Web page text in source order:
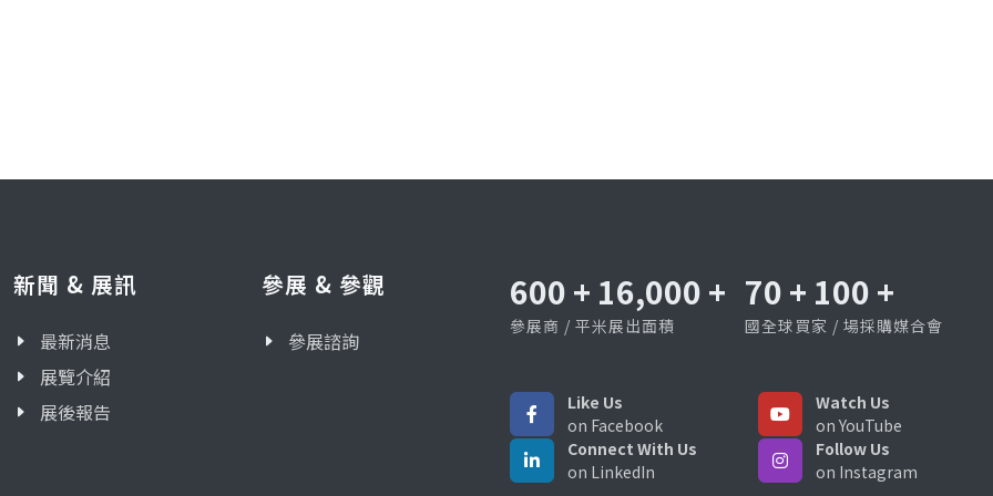
新聞 & 展訊
最新消息
展覽介紹
展後報告
參展 & 參觀
參展諮詢
600 + 16,000 +
參展商 / 平米展出面積
70 + 100 +
國全球買家 / 場採購媒合會
Like Us
on Facebook
Watch Us
on YouTube
Connect With Us
on LinkedIn
Follow Us
on Instagram